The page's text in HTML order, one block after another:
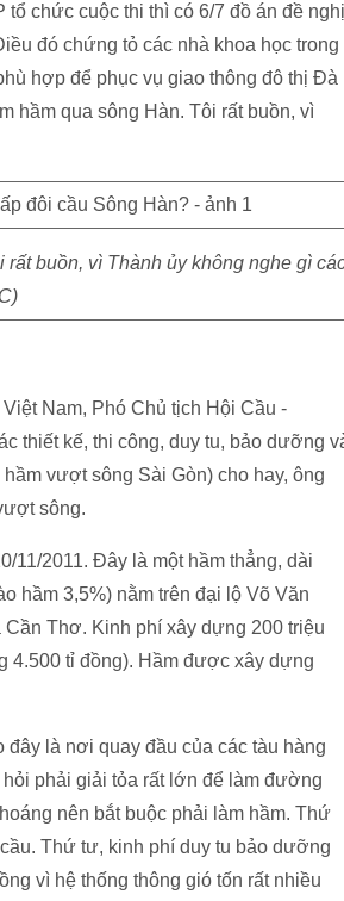
chức cuộc thi thì có 6/7 đồ án đề nghị
đó chứng tỏ các nhà khoa học trong
hợp để phục vụ giao thông đô thị Đà
hầm qua sông Hàn. Tôi rất buồn, vì
buồn, vì Thành ủy không nghe gì
Nam, Phó Chủ tịch Hội Cầu -
thiết kế, thi công, duy tu, bảo dưỡng
vượt sông Sài Gòn) cho hay, ông
sông.
11/2011. Đây là một hầm thẳng, dài
hầm 3,5%) nằm trên đại lộ Võ Văn
Thơ. Kinh phí xây dựng 200 triệu
4.500 tỉ đồng). Hầm được xây dựng
là nơi quay đầu của các tàu hàng
phải giải tỏa rất lớn để làm đường
nên bắt buộc phải làm hầm. Thứ
Thứ tư, kinh phí duy tu bảo dưỡng
vì hệ thống thông gió tốn rất nhiều